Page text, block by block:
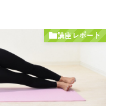
講座レポート